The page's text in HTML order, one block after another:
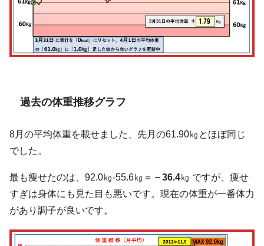
過去の体重推移グラフ
8月の平均体重を載せました、先月の61.90㎏とほぼ同じ
でした。
最も痩せたのは、92.0㎏-55.6㎏＝ －36.4㎏ ですが、痩せ
すぎは身体にも見た目も悪いです。現在の体重が一番体力
があり調子が良いです。